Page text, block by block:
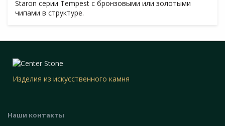
Staron серии Tempest с бронзовыми или золотыми
чипами в структуре.
Изделия из искусственного камня
Наши контакты